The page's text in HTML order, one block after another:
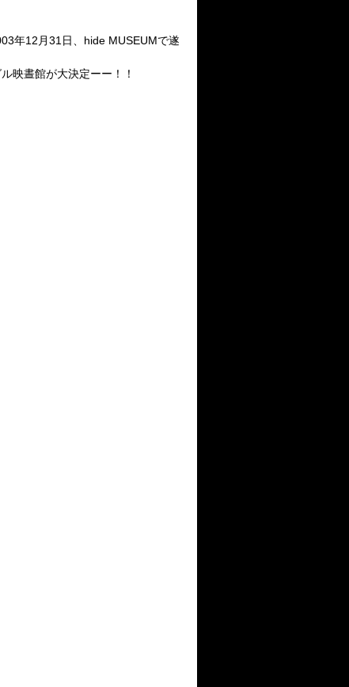
年12月31日、hide MUSEUMで遂
映晝館が大決定ーー！！